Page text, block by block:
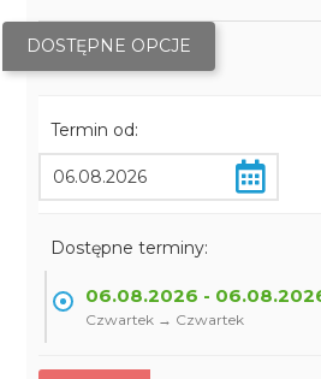
DOSTĘPNE OPCJE
Termin od:
Dostępne terminy:
06.08.2026 -
Czwartek → Czwartek